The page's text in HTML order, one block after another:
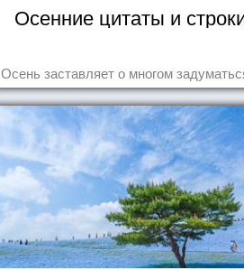
Осенние цитаты и
Осень заставляет о многом